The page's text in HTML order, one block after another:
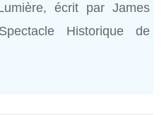
écrit par James
Historique de